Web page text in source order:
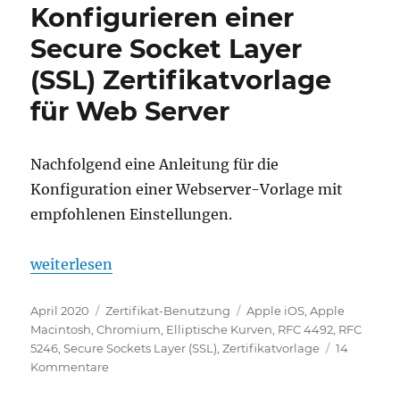
und
Konfigurieren einer
Secure Socket Layer
(SSL) Zertifikatvorlage
für Web Server
Nachfolgend eine Anleitung für die
Konfiguration einer Webserver-Vorlage mit
empfohlenen Einstellungen.
„Konfigurieren einer Secure Socket Layer (SSL)
weiterlesen
Veröffentlicht
am
April 2020 Kategorien
Zertifikat-Benutzung Schlagwörter
Apple iOS,Apple
Macintosh,Chromium, Elliptische Kurven, RFC 4492, RFC
5246,Secure Sockets Layer (SSL),Zertifikatvorlage
14
Kommentarezu